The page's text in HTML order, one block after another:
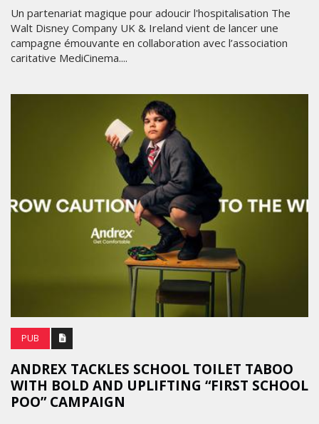
Un partenariat magique pour adoucir l'hospitalisation The
Walt Disney Company UK & Ireland vient de lancer une
campagne émouvante en collaboration avec l’association
caritative MediCinema....
PUB
ANDREX TACKLES SCHOOL TOILET TABOO
WITH BOLD AND UPLIFTING “FIRST SCHOOL
POO” CAMPAIGN